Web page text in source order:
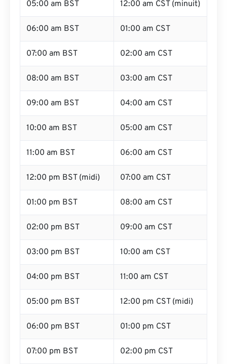
05:00 am BST 12:00 am CST (minuit)
06:00 am BST 01:00 am CST
07:00 am BST 02:00 am CST
08:00 am BST 03:00 am CST
09:00 am BST 04:00 am CST
10:00 am BST 05:00 am CST
11:00 am BST 06:00 am CST
12:00 pm BST (midi) 07:00 am CST
01:00 pm BST 08:00 am CST
02:00 pm BST 09:00 am CST
03:00 pm BST 10:00 am CST
04:00 pm BST 11:00 am CST
05:00 pm BST 12:00 pm CST (midi)
06:00 pm BST 01:00 pm CST
07:00 pm BST 02:00 pm CST